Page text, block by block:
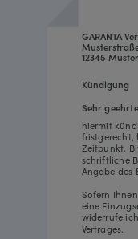
GARANTA
12345
hiermit
fristgerecht,
Zeitpunkt.
schriftliche
Angabe des
Sofern
eine
widerrufe
Vertrages.
Sehr
Kündigung